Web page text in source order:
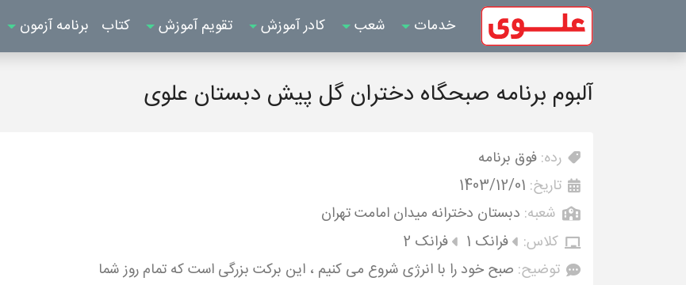
خدمات شعب کادر آموزش تقویم آموزش کتاب برنامه آزمون
آلبوم برنامه صبحگاه دختران گل پیش دبستان علوی
رده: فوق برنامه
تاریخ: 1403/12/01
شعبه: دبستان دخترانه میدان امامت تهران
کلاس:
فرانک 1
فرانک 2
توضیح: صبح خود را با انرژی شروع می کنیم ، این برکت بزرگی است که تمام روز شما